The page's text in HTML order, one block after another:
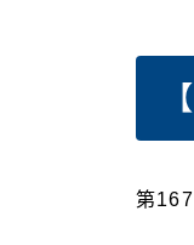
第